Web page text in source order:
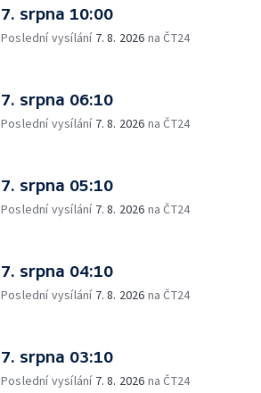
7. srpna 10:00
Poslední vysílání 7. 8. 2026 na ČT24
7. srpna 06:10
Poslední vysílání 7. 8. 2026 na ČT24
7. srpna 05:10
Poslední vysílání 7. 8. 2026 na ČT24
7. srpna 04:10
Poslední vysílání 7. 8. 2026 na ČT24
7. srpna 03:10
Poslední vysílání 7. 8. 2026 na ČT24